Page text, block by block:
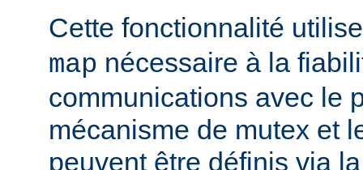
Cette fonctionnalité
map nécessaire à la
communications avec le
mécanisme de mutex et
peuvent être définis via